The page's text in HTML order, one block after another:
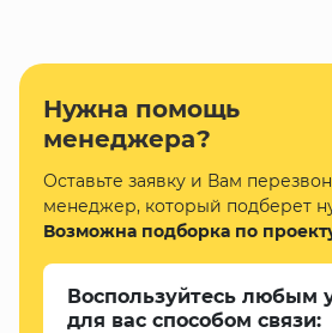
Нужна помощь
менеджера?
Оставьте заявку и Вам
менеджер, который подберет
Возможна подборка по
Воспользуйтесь любым
для вас способом связи: